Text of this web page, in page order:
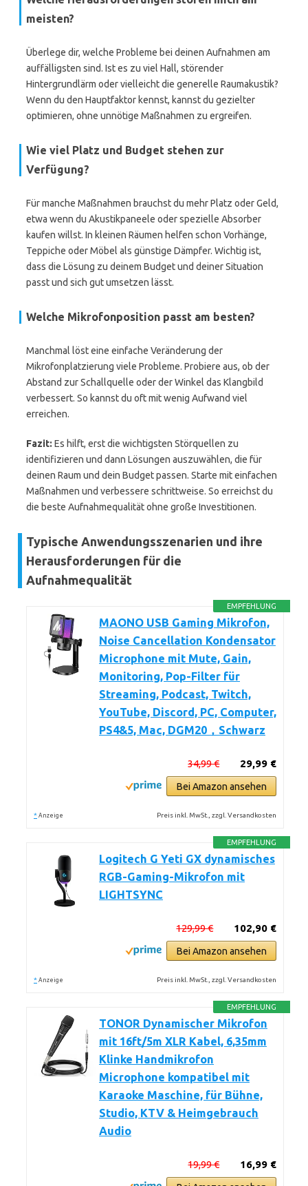
meisten?
Überlege dir, welche Probleme bei deinen Aufnahmen am
auffälligsten sind. Ist es zu viel Hall, störender
Hintergrundlärm oder vielleicht die generelle Raumakustik?
Wenn du den Hauptfaktor kennst, kannst du gezielter
optimieren, ohne unnötige Maßnahmen zu ergreifen.
Wie viel Platz und Budget stehen zur
Verfügung?
Für manche Maßnahmen brauchst du mehr Platz oder Geld,
etwa wenn du Akustikpaneele oder spezielle Absorber
kaufen willst. In kleinen Räumen helfen schon Vorhänge,
Teppiche oder Möbel als günstige Dämpfer. Wichtig ist,
dass die Lösung zu deinem Budget und deiner Situation
passt und sich gut umsetzen lässt.
Welche Mikrofonposition passt am besten?
Manchmal löst eine einfache Veränderung der
Mikrofonplatzierung viele Probleme. Probiere aus, ob der
Abstand zur Schallquelle oder der Winkel das Klangbild
verbessert. So kannst du oft mit wenig Aufwand viel
erreichen.
Fazit: Es hilft, erst die wichtigsten Störquellen zu
identifizieren und dann Lösungen auszuwählen, die für
deinen Raum und dein Budget passen. Starte mit einfachen
Maßnahmen und verbessere schrittweise. So erreichst du
die beste Aufnahmequalität ohne große Investitionen.
Typische Anwendungsszenarien und ihre
Herausforderungen für die
Aufnahmequalität
EMPFEHLUNG
MAONO USB Gaming Mikrofon,
Noise Cancellation Kondensator
Microphone mit Mute, Gain,
Monitoring, Pop-Filter für
Streaming, Podcast, Twitch,
YouTube, Discord, PC, Computer,
PS4&5, Mac, DGM20，Schwarz
29,99 €
34,99 €
Bei Amazon ansehen
* Anzeige Preis inkl. MwSt., zzgl. Versandkosten
EMPFEHLUNG
Logitech G Yeti GX dynamisches
RGB-Gaming-Mikrofon mit
LIGHTSYNC
102,90 €
129,99 €
Bei Amazon ansehen
* Anzeige Preis inkl. MwSt., zzgl. Versandkosten
EMPFEHLUNG
TONOR Dynamischer Mikrofon
mit 16ft/5m XLR Kabel, 6,35mm
Klinke Handmikrofon
Microphone kompatibel mit
Karaoke Maschine, für Bühne,
Studio, KTV & Heimgebrauch
Audio
16,99 €
19,99 €